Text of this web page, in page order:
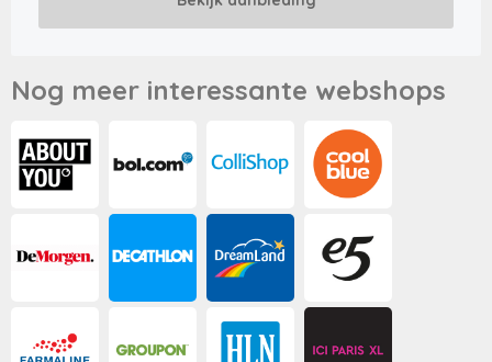
Nog meer interessante webshops